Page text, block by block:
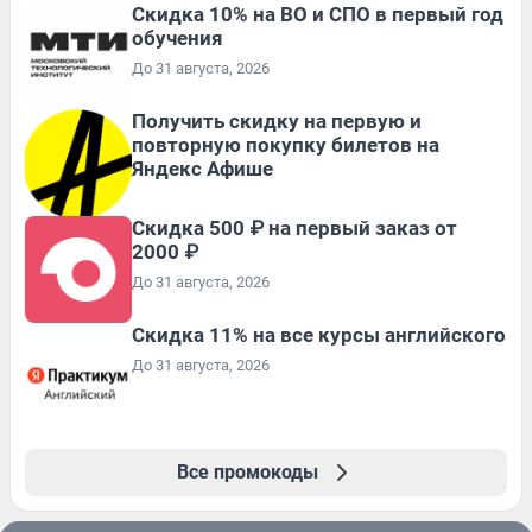
Скидка 10% на ВО и СПО в первый год
обучения
До 31 августа, 2026
Получить скидку на первую и
повторную покупку билетов на
Яндекс Афише
Скидка 500 ₽ на первый заказ от
2000 ₽
До 31 августа, 2026
Скидка 11% на все курсы английского
До 31 августа, 2026
Все промокоды